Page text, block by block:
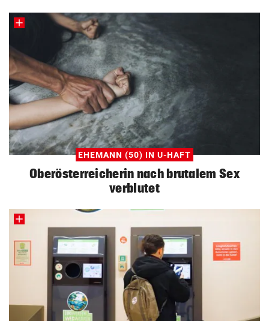
EHEMANN (50) IN U-HAFT
Oberösterreicherin nach brutalem Sex
verblutet